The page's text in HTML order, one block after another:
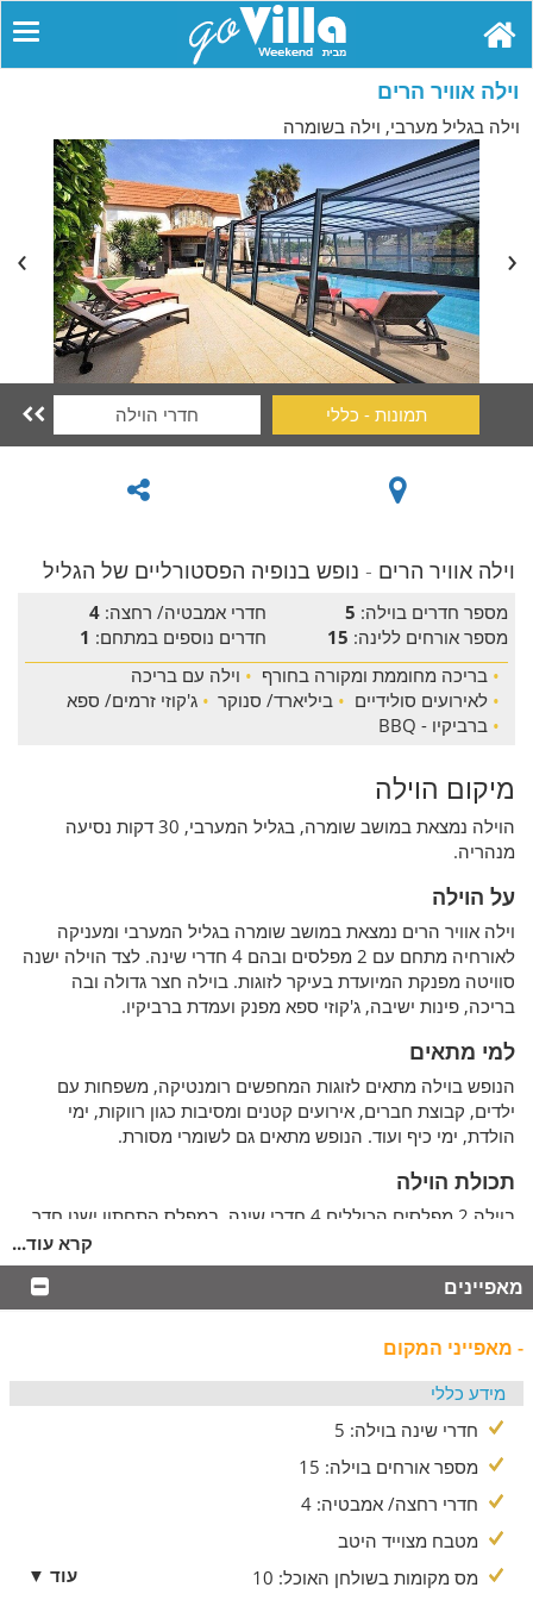
וילה אוויר הרים
וילה בגליל מערבי, וילה בשומרה
תמונות - כללי חדרי הוילה 
וילה אוויר הרים - נופש בנופיה הפסטורליים של הגליל
מספר חדרים בוילה: 5 חדרי אמבטיה/ רחצה: 4
מספר אורחים ללינה: 15 חדרים נוספים במתחם: 1
• בריכה מחוממת ומקורה בחורף • וילה עם בריכה
• לאירועים סולידיים • ביליארד/ סנוקר • ג'קוזי זרמים/ ספא
• ברביקיו - BBQ
מיקום הוילה
הוילה נמצאת במושב שומרה, בגליל המערבי, 30 דקות נסיעה
מנהריה.
על הוילה
וילה אוויר הרים נמצאת במושב שומרה בגליל המערבי ומעניקה
לאורחיה מתחם עם 2 מפלסים ובהם 4 חדרי שינה. לצד הוילה ישנה
סוויטה מפנקת המיועדת בעיקר לזוגות. בוילה חצר גדולה ובה
בריכה, פינות ישיבה, ג'קוזי ספא מפנק ועמדת ברביקיו.
למי מתאים
הנופש בוילה מתאים לזוגות המחפשים רומנטיקה, משפחות עם
ילדים, קבוצת חברים, אירועים קטנים ומסיבות כגון רווקות, ימי
הולדת, ימי כיף ועוד. הנופש מתאים גם לשומרי מסורת.
תכולת הוילה
בוילה 2 מפלסים הכוללים 4 חדרי שינה. במפלס התחתון ישנו חדר
שינה ובו מיטה זוגית, חדר רחצה, טלוויזיה ומיזוג אוויר. בסלון הוילה
ניתן להתרווח בפינות הישיבה וליהנות מטלוויזיה עם מסך lcd,
מערכת שמע ופסנתר. במפלס העליון 3 חדרי שינה מרווחים ואחד
מהם הוא יחידת הורים. במפלס זה ישנו חדר רחצה ומרפסת
המשקיפה אל עבר נוף הגליל. מטבח הוילה מאובזר במלואו בציוד
ומטבחון.
תכולת המטבח
במטבח הוילה ניתן למצוא מקרר, כיריים, תנור, בר מים, מיקרוגל, כלי
המתחם החיצוני
קרא עוד...
מאפיינים
- מאפייני המקום
מידע כללי
חדרי שינה בוילה: 5
מספר אורחים בוילה: 15
חדרי רחצה/ אמבטיה: 4
מטבח מצוייד היטב
מס מקומות בשולחן האוכל: 10
עוד ▼